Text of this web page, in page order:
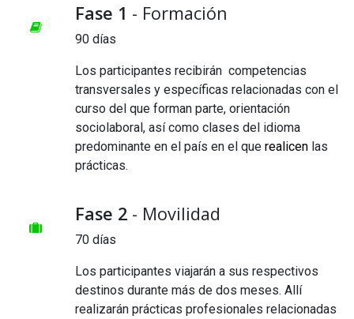
Fase 2 - Movilidad
70 días
Los participantes viajarán a sus respectivos
destinos durante más de dos meses. Allí
realizarán prácticas profesionales relacionadas
Fase 1 - Formación
90 días
Los participantes recibirán competencias
transversales y específicas relacionadas con el
curso del que forman parte, orientación
sociolaboral, así como clases del idioma
predominante en el país en el que realicen las
prácticas.